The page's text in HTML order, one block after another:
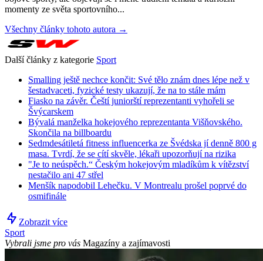
momenty ze světa sportovního...
Všechny články tohoto autora →
Další články z kategorie Sport
Smalling ještě nechce končit: Své tělo znám dnes lépe než v
šestadvaceti, fyzické testy ukazují, že na to stále mám
Fiasko na závěr. Čeští juniorští reprezentanti vyhořeli se
Švýcarskem
Bývalá manželka hokejového reprezentanta Višňovského.
Skončila na billboardu
Sedmdesátiletá fitness influencerka ze Švédska jí denně 800 g
masa. Tvrdí, že se cítí skvěle, lékaři upozorňují na rizika
"Je to neúspěch.“ Českým hokejovým mladíkům k vítězství
nestačilo ani 47 střel
Menšík napodobil Lehečku. V Montrealu prošel poprvé do
osmifinále
Zobrazit více
Sport
Vybrali jsme pro vás Magazíny a zajímavosti